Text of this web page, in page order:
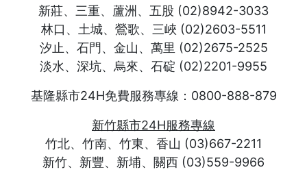
新莊、三重、蘆洲、五股 (02)8942-3033
林口、土城、鶯歌、三峽 (02)2603-5511
汐止、石門、金山、萬里 (02)2675-2525
淡水、深坑、烏來、石碇 (02)2201-9955
基隆縣市24H免費服務專線：0800-888-879
新竹縣市24H服務專線
竹北、竹南、竹東、香山 (03)667-2211
新竹、新豐、新埔、關西 (03)559-9966